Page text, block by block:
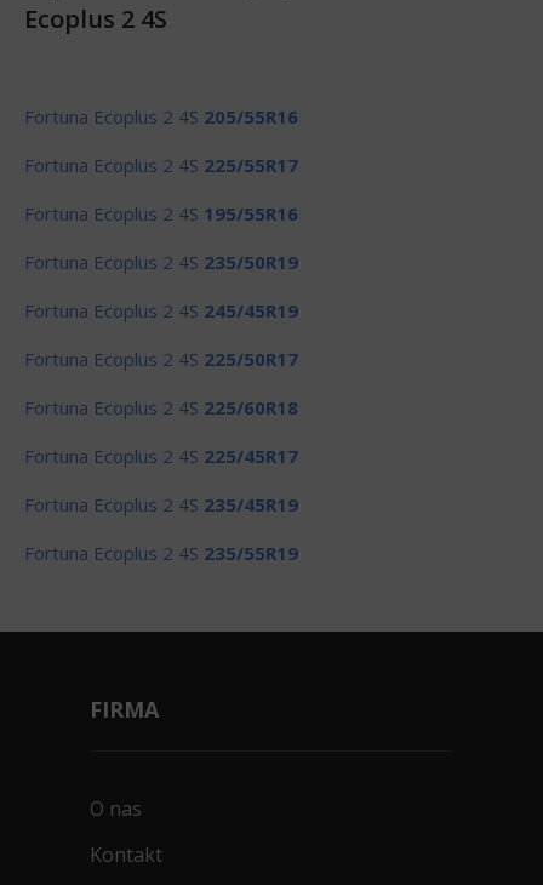
Ecoplus 2 4S
Fortuna Ecoplus 2 4S 205/55R16
Fortuna Ecoplus 2 4S 225/55R17
Fortuna Ecoplus 2 4S 195/55R16
Fortuna Ecoplus 2 4S 235/50R19
Fortuna Ecoplus 2 4S 245/45R19
Fortuna Ecoplus 2 4S 225/50R17
Fortuna Ecoplus 2 4S 225/60R18
Fortuna Ecoplus 2 4S 225/45R17
Fortuna Ecoplus 2 4S 235/45R19
Fortuna Ecoplus 2 4S 235/55R19
FIRMA
O nas
Kontakt